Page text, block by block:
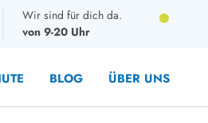
Wir sind für dich da.
von 9-20 Uhr
BLOG ÜBER UNS